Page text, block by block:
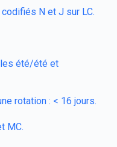
N et J sur LC.
été/été et
rotation : < 16 jours.
MC.